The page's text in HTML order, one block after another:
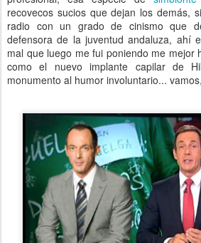
recovecos sucios que dejan los demás,
radio con un grado de cinismo que
defensora de la juventud andaluza, ahí
mal que luego me fui poniendo me mejor
como el nuevo implante capilar de
monumento al humor involuntario...